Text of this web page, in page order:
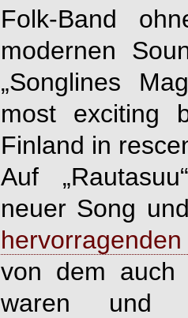
Folk-Band
modernen
„Songlines
most exciting
Finland in
Auf
neuer Song
hervorragenden
von dem auch
waren